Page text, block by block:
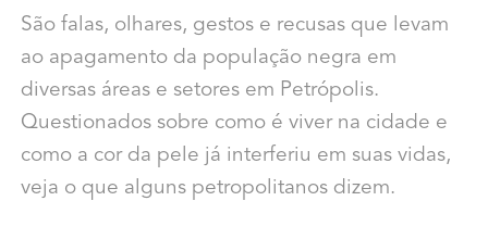
São falas, olhares, gestos e recusas que levam
ao apagamento da população negra em
diversas áreas e setores em Petrópolis.
Questionados sobre como é viver na cidade e
como a cor da pele já interferiu em suas vidas,
veja o que alguns petropolitanos dizem.